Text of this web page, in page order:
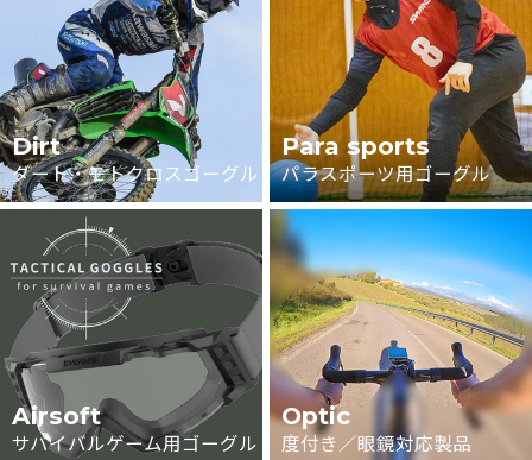
Dirt
ダート・モトクロスゴーグル
Para sports
パラスポーツ用ゴーグル
Airsoft
サバイバルゲーム用ゴーグル
Optic
度付き／眼鏡対応製品